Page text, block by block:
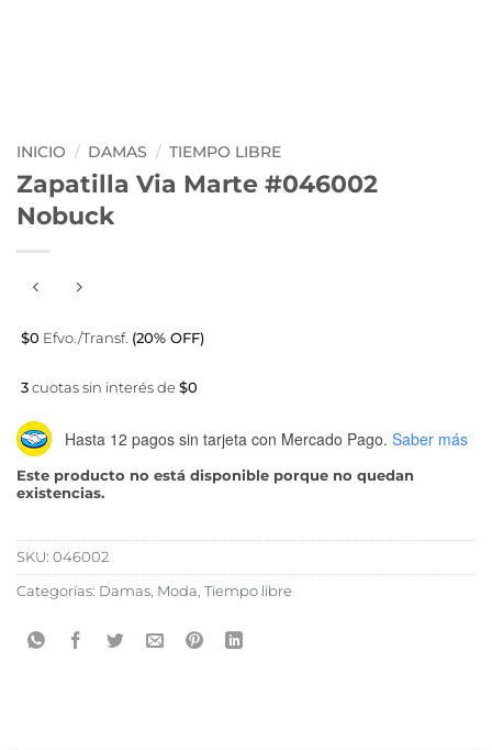
INICIO / DAMAS / TIEMPO LIBRE
Zapatilla Via Marte #046002
Nobuck
$0 Efvo./Transf. (20% OFF)
3cuotas sin interés de $0
Hasta 12 pagos sin tarjeta con Mercado Pago. Saber más
Este producto no está disponible porque no quedan
existencias.
SKU: 046002
Categorías: Damas Moda Tiempo libre